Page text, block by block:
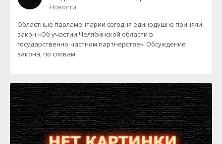
Новости
Областные парламентарии сегодня единодушно приняли
закон «Об участии Челябинской области в
государственно-частном партнерстве». Обсуждение
закона, по словам